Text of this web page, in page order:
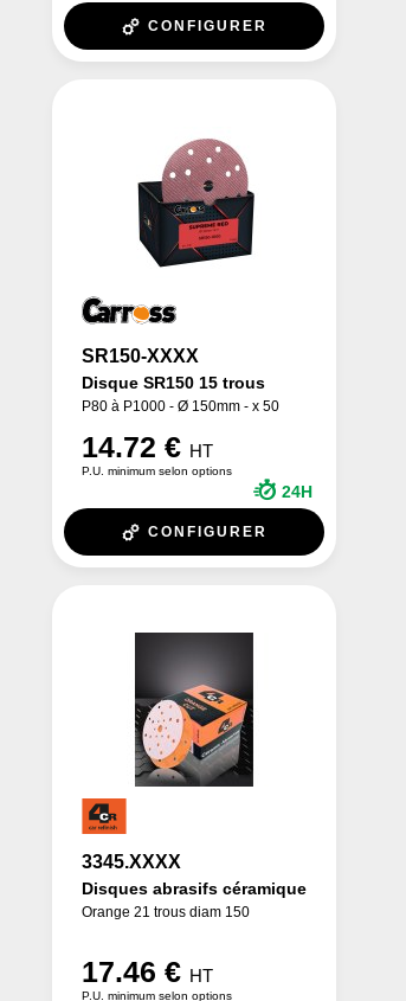
CONFIGURER
SR150-XXXX
Disque SR150 15 trous
P80 à P1000 - Ø 150mm - x 50
14.72 € HT
P.U. minimum selon options
24H
CONFIGURER
3345.XXXX
Disques abrasifs céramique
Orange 21 trous diam 150
17.46 € HT
P.U. minimum selon options